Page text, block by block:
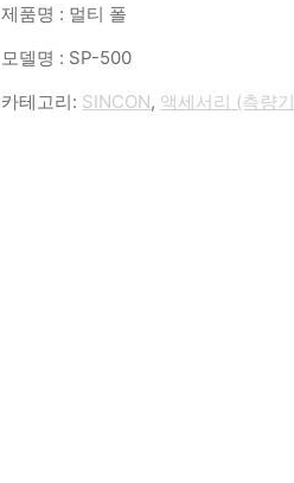
제품명 : 멀티 폴
모델명 : SP-500
카테고리: SINCON, 액세서리 (측량